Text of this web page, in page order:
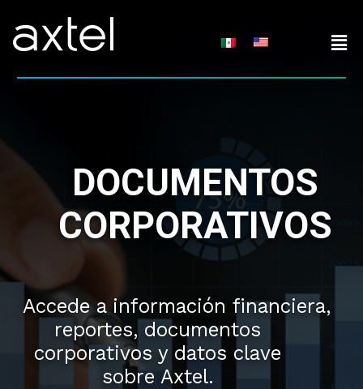
content
Accede a información financiera,
reportes, documentos
corporativos y datos clave
sobre Axtel.
DOCUMENTOS
CORPORATIVOS